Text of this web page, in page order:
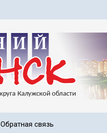
Обратная связь